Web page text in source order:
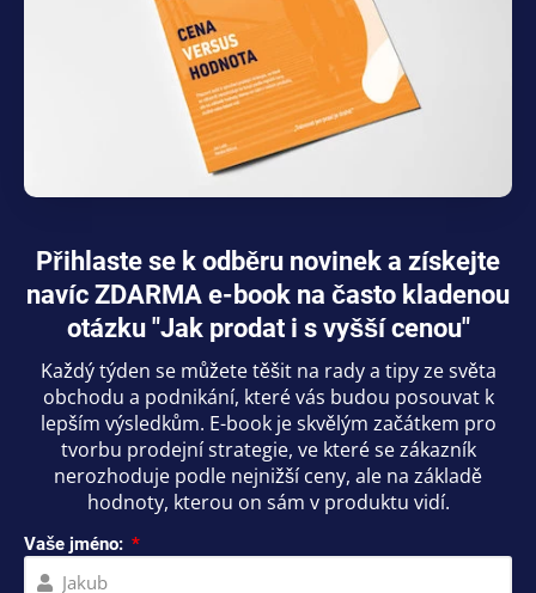
Přihlaste se k odběru novinek a získejte
navíc ZDARMA e-book na často kladenou
otázku "Jak prodat i s vyšší cenou"
Každý týden se můžete těšit na rady a tipy ze světa
obchodu a podnikání, které vás budou posouvat k
lepším výsledkům. E-book je skvělým začátkem pro
tvorbu prodejní strategie, ve které se zákazník
nerozhoduje podle nejnižší ceny, ale na základě
hodnoty, kterou on sám v produktu vidí.
Vaše jméno: